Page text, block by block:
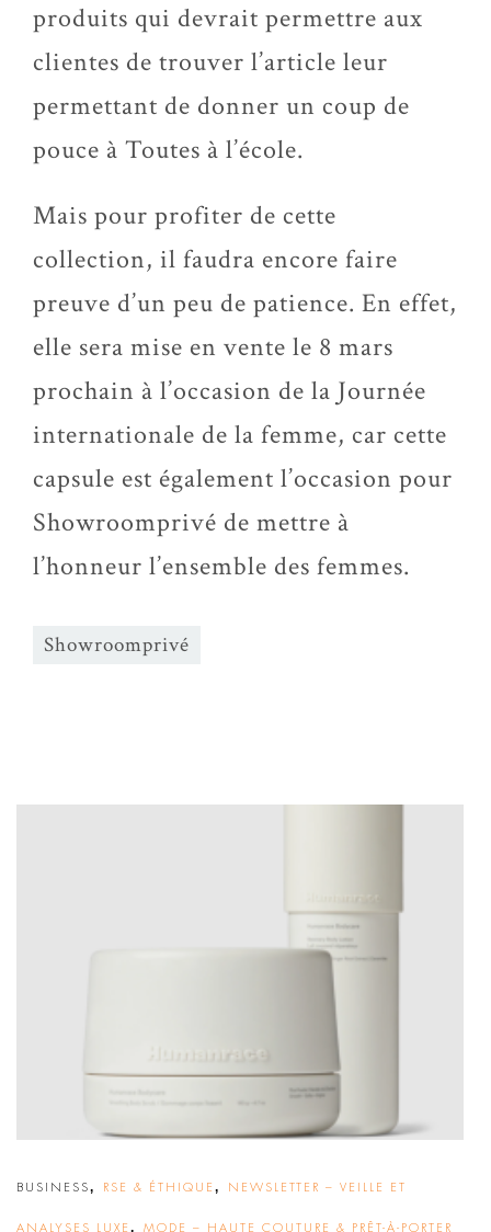
produits qui devrait permettre aux
clientes de trouver l’article leur
permettant de donner un coup de
pouce à Toutes à l’école.
Mais pour profiter de cette
collection, il faudra encore faire
preuve d’un peu de patience. En effet,
elle sera mise en vente le 8 mars
prochain à l’occasion de la Journée
internationale de la femme, car cette
capsule est également l’occasion pour
Showroomprivé de mettre à
l’honneur l’ensemble des femmes.
Showroomprivé
BUSINESS, RSE & ÉTHIQUE , NEWSLETTER – VEILLE ET
ANALYSES LUXE , MODE – HAUTE COUTURE & PRÊT-À-PORTER